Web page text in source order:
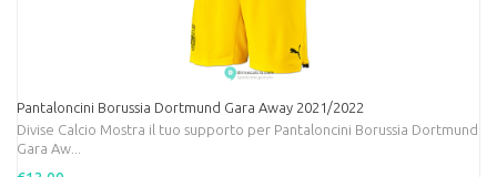
Pantaloncini Borussia Dortmund Gara Away 2021/2022
Divise Calcio Mostra il tuo supporto per Pantaloncini Borussia Dortmund
Gara Aw...